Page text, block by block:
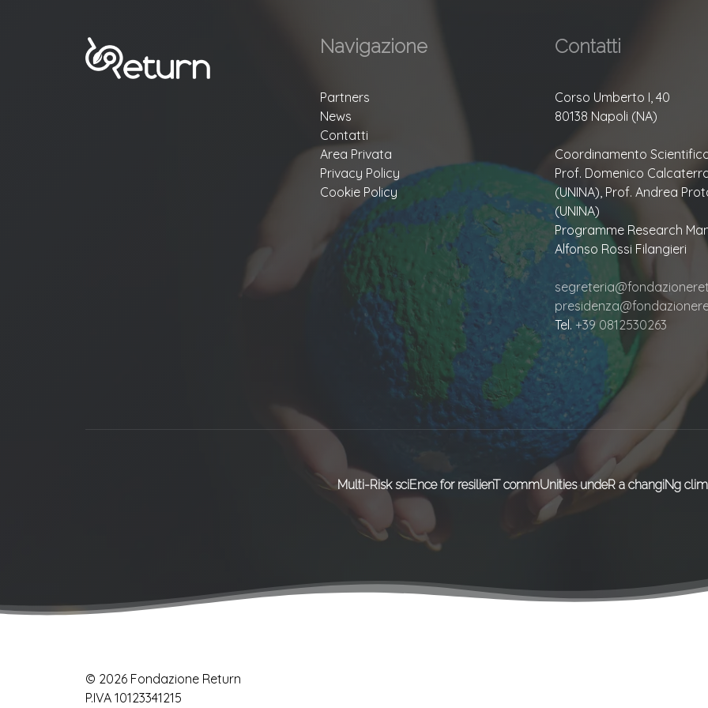
Navigazione
Partners
News
Contatti
Area Privata
Privacy Policy
Cookie Policy
Contatti
Corso Umberto I, 40
80138 Napoli (NA)
Coordinamento
Prof. Domenico
(UNINA), Prof. Andrea
(UNINA)
Programme Research
Alfonso Rossi Filangieri
Tel.+39 0812530263
Multi-Risk sciEnce for resilienT commUnities undeR a changiNg
© 2026 Fondazione Return
P.IVA 10123341215